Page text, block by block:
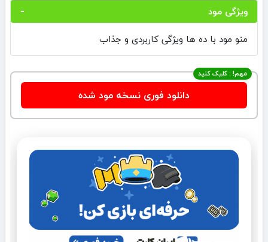
ویژگی مود
منو مود با ده ها ویژگی کاربردی و جذاب
مهم! : کلیک کنید
دانلود فوری نسخه مود شده